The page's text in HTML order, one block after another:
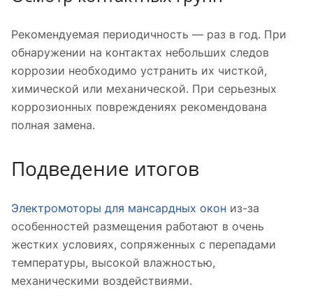
Рекомендуемая периодичность — раз в год. При
обнаружении на контактах небольших следов
коррозии необходимо устранить их чисткой,
химической или механической. При серьезных
коррозионных повреждениях рекомендована
полная замена.
Подведение итогов
Электромоторы для мансардных окон из-за
особенностей размещения работают в очень
жестких условиях, сопряженных с перепадами
температуры, высокой влажностью,
механическими воздействиями.